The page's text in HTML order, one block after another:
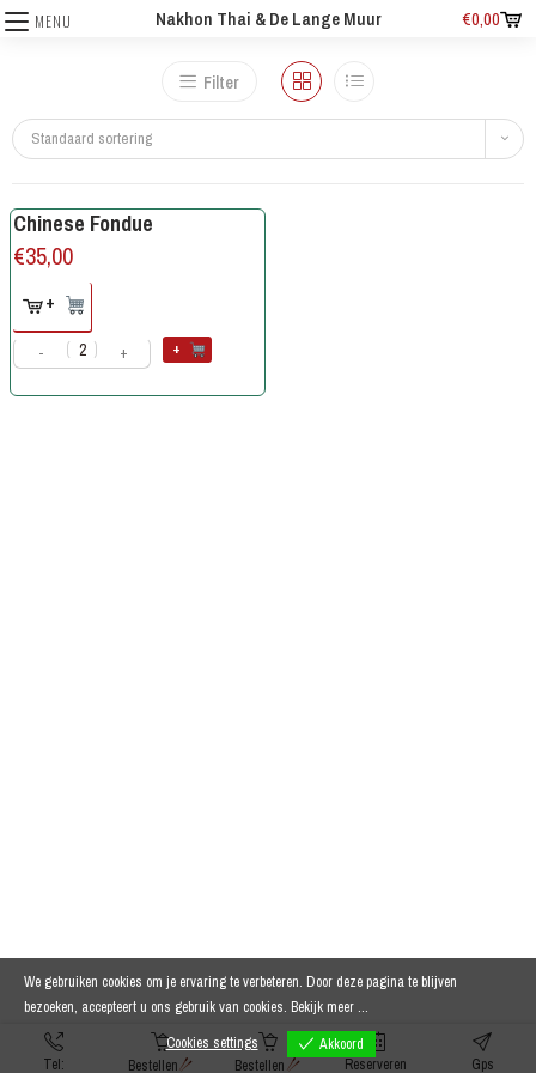
MENU Nakhon Thai & De Lange Muur €0,00
Filter
Standaard sortering
Chinese Fondue
€35,00
+
- + +
Tel: Bestellen Bestellen Reserveren Gps
We gebruiken cookies om je ervaring te verbeteren. Door deze pagina te blijven
bezoeken, accepteert u ons gebruik van cookies. Bekijk meer ...
Cookies settings
Akkoord